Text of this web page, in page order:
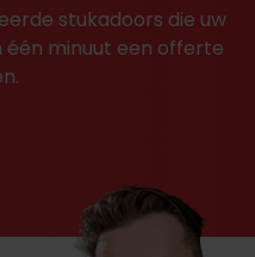
stukadoors die uw
één minuut een offerte